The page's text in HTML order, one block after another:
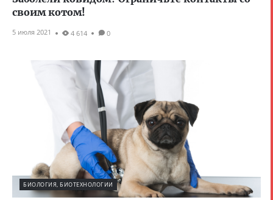
своим котом!
5 июля 2021 4 614 0
БИОЛОГИЯ, БИОТЕХНОЛОГИИ